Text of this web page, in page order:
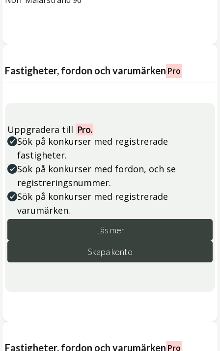
Fastigheter, fordon och varumärken Pro
Uppgradera till Pro.
Sök på konkurser med registrerade
fastigheter.
Sök på konkurser med fordon, och se
registreringsnummer.
Sök på konkurser med registrerade
varumärken.
Läs mer
Skapa konto
Fastigheter, fordon och varumärken Pro